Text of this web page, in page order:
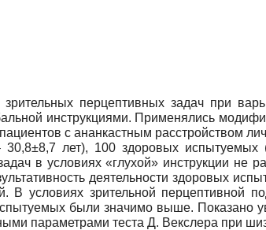
перцептивных задач при
инструкциями. Применялись
с ананкастным расстройством
лет), 100 здоровых испытуемых
в условиях «глухой» инструкции не
деятельности здоровых
условиях зрительной перцептивной
были значимо выше. Показано
параметрами теста Д. Векслера при